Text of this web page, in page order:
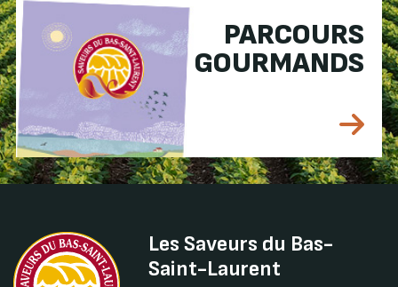
PARCOURS
GOURMANDS
Les Saveurs du Bas-
Saint-Laurent